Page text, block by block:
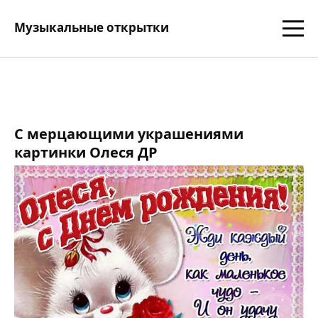
Музыкальные открытки
С мерцающими украшениями
картинки Олеся ДР